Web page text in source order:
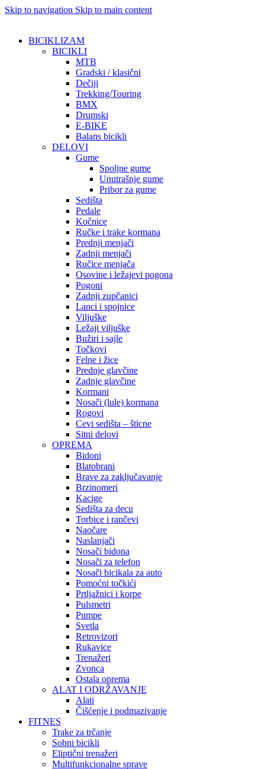
Skip to navigation Skip to main content
BICIKLIZAM
BICIKLI
MTB
Gradski / klasični
Dečiji
Trekking/Touring
BMX
Drumski
E-BIKE
Balans bicikli
DELOVI
Gume
Spoljne gume
Unutrašnje gume
Pribor za gume
Sedišta
Pedale
Kočnice
Ručke i trake kormana
Prednji menjači
Zadnji menjači
Ručice menjača
Osovine i ležajevi pogona
Pogoni
Zadnji zupčanici
Lanci i spojnice
Viljuške
Ležaji viljuške
Bužiri i sajle
Točkovi
Felne i žice
Prednje glavčine
Zadnje glavčine
Kormani
Nosači (lule) kormana
Rogovi
Cevi sedišta – šticne
Sitni delovi
OPREMA
Bidoni
Blatobrani
Brave za zaključavanje
Brzinomeri
Kacige
Sedišta za decu
Torbice i rančevi
Naočare
Naslanjači
Nosači bidona
Nosači za telefon
Nosači bicikala za auto
Pomoćni točkići
Prtljažnici i korpe
Pulsmetri
Pumpe
Svetla
Retrovizori
Rukavice
Trenažeri
Zvonca
Ostala oprema
ALAT I ODRŽAVANJE
Alati
Čišćenje i podmazivanje
FITNES
Trake za trčanje
Sobni bicikli
Eliptični trenažeri
Multifunkcionalne sprave